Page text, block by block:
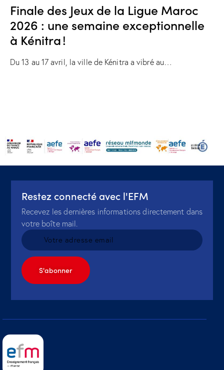
Finale des Jeux de la Ligue Maroc
2026 : une semaine exceptionnelle
à Kénitra !
Du 13 au 17 avril, la ville de Kénitra a vibré au…
Restez connecté avec l'EFM
Recevez les dernières informations directement dans
votre boîte mail.